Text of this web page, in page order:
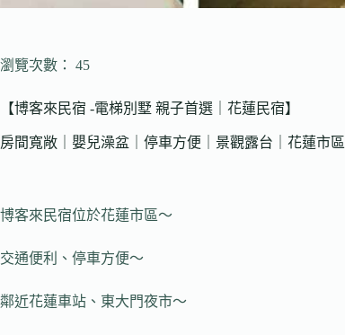
瀏覽次數： 45
【博客來民宿 -電梯別墅 親子首選｜花蓮民宿】
房間寬敞｜嬰兒澡盆｜停車方便｜景觀露台｜花蓮市區
博客來民宿位於花蓮市區～
交通便利、停車方便～
鄰近花蓮車站、東大門夜市～